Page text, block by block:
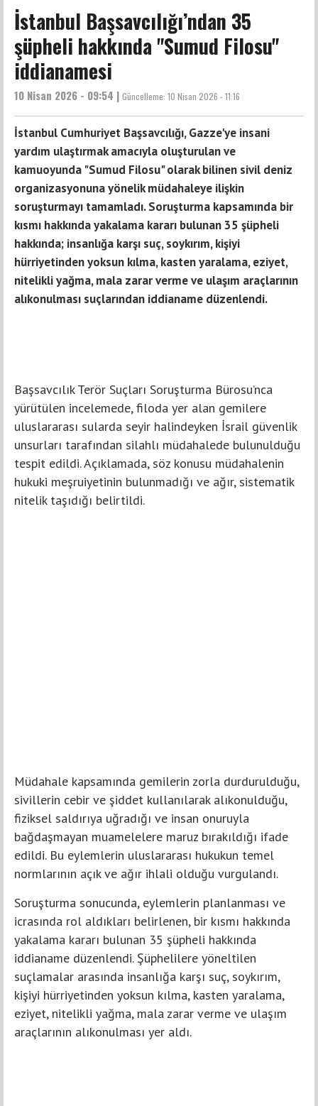
İstanbul Başsavcılığı’ndan 35
şüpheli hakkında "Sumud Filosu"
iddianamesi
10 Nisan 2026 - 09:54 | Güncelleme: 10 Nisan 2026 - 11:16
İstanbul Cumhuriyet Başsavcılığı, Gazze'ye insani
yardım ulaştırmak amacıyla oluşturulan ve
kamuoyunda "Sumud Filosu" olarak bilinen sivil deniz
organizasyonuna yönelik müdahaleye ilişkin
soruşturmayı tamamladı. Soruşturma kapsamında bir
kısmı hakkında yakalama kararı bulunan 35 şüpheli
hakkında; insanlığa karşı suç, soykırım, kişiyi
hürriyetinden yoksun kılma, kasten yaralama, eziyet,
nitelikli yağma, mala zarar verme ve ulaşım araçlarının
alıkonulması suçlarından iddianame düzenlendi.
Başsavcılık Terör Suçları Soruşturma Bürosu’nca
yürütülen incelemede, filoda yer alan gemilere
uluslararası sularda seyir halindeyken İsrail güvenlik
unsurları tarafından silahlı müdahalede bulunulduğu
tespit edildi. Açıklamada, söz konusu müdahalenin
hukuki meşruiyetinin bulunmadığı ve ağır, sistematik
nitelik taşıdığı belirtildi.
Müdahale kapsamında gemilerin zorla durdurulduğu,
sivillerin cebir ve şiddet kullanılarak alıkonulduğu,
fiziksel saldırıya uğradığı ve insan onuruyla
bağdaşmayan muamelelere maruz bırakıldığı ifade
edildi. Bu eylemlerin uluslararası hukukun temel
normlarının açık ve ağır ihlali olduğu vurgulandı.
Soruşturma sonucunda, eylemlerin planlanması ve
icrasında rol aldıkları belirlenen, bir kısmı hakkında
yakalama kararı bulunan 35 şüpheli hakkında
iddianame düzenlendi. Şüphelilere yöneltilen
suçlamalar arasında insanlığa karşı suç, soykırım,
kişiyi hürriyetinden yoksun kılma, kasten yaralama,
eziyet, nitelikli yağma, mala zarar verme ve ulaşım
araçlarının alıkonulması yer aldı.